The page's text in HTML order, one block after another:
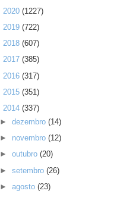
2020 (1227)
2019 (722)
2018 (607)
2017 (385)
2016 (317)
2015 (351)
2014 (337)
►dezembro(14)
► novembro(12)
►outubro(20)
►setembro(26)
►agosto(23)